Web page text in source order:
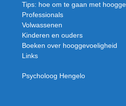
Tips: hoe om te gaan met
Professionals
Volwassenen
Kinderen en ouders
Boeken over hooggevoeligheid
Links
Psycholoog Hengelo